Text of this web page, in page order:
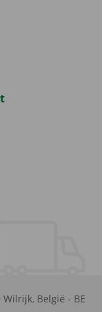
Wilrijk, België - BE